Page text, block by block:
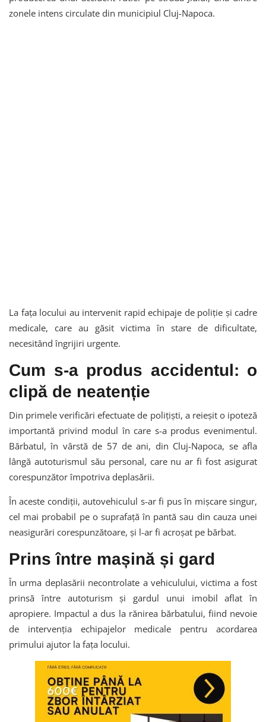
zonele intens circulate din municipiul Cluj-Napoca.
La fața locului au intervenit rapid echipaje de poliție și cadre
medicale, care au găsit victima în stare de dificultate,
necesitând îngrijiri urgente.
Cum s-a produs accidentul: o
clipă de neatenție
Din primele verificări efectuate de polițiști, a reieșit o ipoteză
importantă privind modul în care s-a produs evenimentul.
Bărbatul, în vârstă de 57 de ani, din Cluj-Napoca, se afla
lângă autoturismul său personal, care nu ar fi fost asigurat
corespunzător împotriva deplasării.
În aceste condiții, autovehiculul s-ar fi pus în mișcare singur,
cel mai probabil pe o suprafață în pantă sau din cauza unei
neasigurări corespunzătoare, și l-ar fi acroșat pe bărbat.
Prins între mașină și gard
În urma deplasării necontrolate a vehiculului, victima a fost
prinsă între autoturism și gardul unui imobil aflat în
apropiere. Impactul a dus la rănirea bărbatului, fiind nevoie
de intervenția echipajelor medicale pentru acordarea
primului ajutor la fața locului.